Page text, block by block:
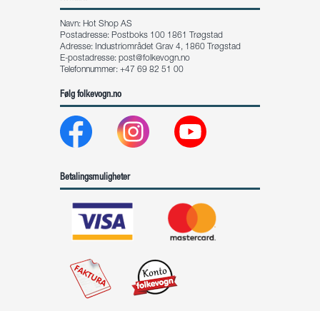
Navn: Hot Shop AS
Postadresse: Postboks 100 1861 Trøgstad
Adresse: Industriområdet Grav 4, 1860 Trøgstad
E-postadresse: post@folkevogn.no
Telefonnummer: +47 69 82 51 00
Følg folkevogn.no
Betalingsmuligheter